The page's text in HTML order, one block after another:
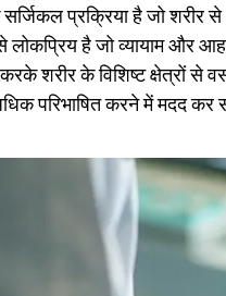
प्रक्रिया है जो शरीर
है जो व्यायाम और
शरीर के विशिष्ट क्षेत्रों से
परिभाषित करने में मदद कर